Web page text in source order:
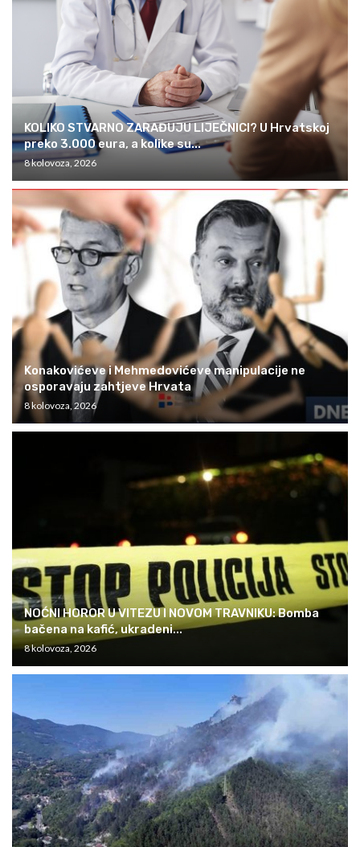
KOLIKO STVARNO ZARAĐUJU LIJEČNICI? U Hrvatskoj
preko 3.000 eura, a kolike su...
8 kolovoza, 2026
Konakovićeve i Mehmedovićeve manipulacije ne
osporavaju zahtjeve Hrvata
8 kolovoza, 2026
NOĆNI HOROR U VITEZU I NOVOM TRAVNIKU: Bomba
bačena na kafić, ukradeni...
8 kolovoza, 2026